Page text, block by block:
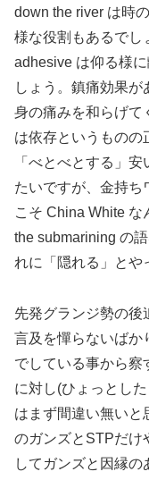
down the river は時
様な役割もあるでし
adhesive は仰る様
しょう。鎮痛効果
身の痛みを和らげて
は依存というものの
「べとべとする」
たいですが、金持ち
こそ China White な
the submarining の
れに「隠れる」とや
先発グランジ勢の後
言及を憚らないばか
でしている事から察
に対し(ひょっとし
はまず間違い無いと
のガンズとSTPだけ
してガンズと因縁の